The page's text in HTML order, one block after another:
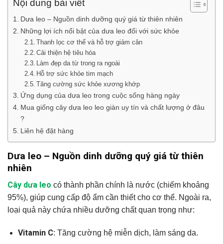
Nội dung bài viết
Dưa leo – Nguồn dinh dưỡng quý giá từ thiên nhiên
Những lợi ích nổi bật của dưa leo đối với sức khỏe
Thanh lọc cơ thể và hỗ trợ giảm cân
Cải thiện hệ tiêu hóa
Làm đẹp da từ trong ra ngoài
Hỗ trợ sức khỏe tim mạch
Tăng cường sức khỏe xương khớp
Ứng dụng của dưa leo trong cuộc sống hàng ngày
Mua giống cây dưa leo leo giàn uy tín và chất lượng ở đâu
?
Liên hệ đặt hàng
Dưa leo – Nguồn dinh dưỡng quý giá từ thiên
nhiên
Cây dưa leo có thành phần chính là nước (chiếm khoảng
95%), giúp cung cấp độ ẩm cần thiết cho cơ thể. Ngoài ra,
loại quả này chứa nhiều dưỡng chất quan trọng như:
Vitamin C: Tăng cường hệ miễn dịch, làm sáng da.